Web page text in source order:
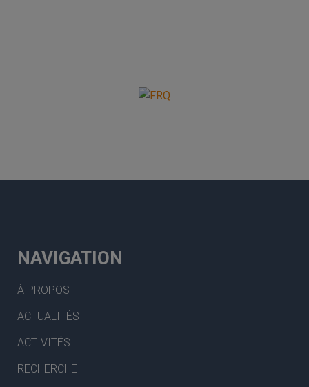
NAVIGATION
À PROPOS
ACTUALITÉS
ACTIVITÉS
RECHERCHE